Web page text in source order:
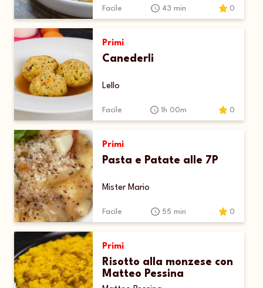
Facile 43 min 0
Primi
Canederli
Lello
Facile 1h 00m 0
Primi
Pasta e Patate alle 7P
Mister Mario
Facile 55 min 0
Primi
Risotto alla monzese con
Matteo Pessina